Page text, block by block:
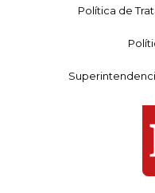
Política de